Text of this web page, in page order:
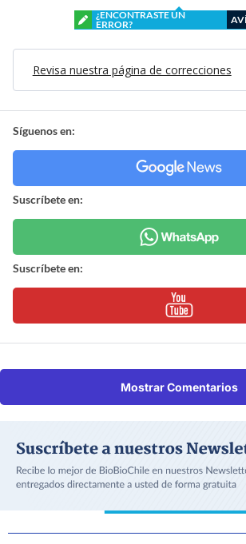
¿ENCONTRASTE UN
ERROR?
Revisa nuestra página de correcciones
Síguenos en:
Suscríbete en:
Suscríbete en:
Mostrar Comentarios